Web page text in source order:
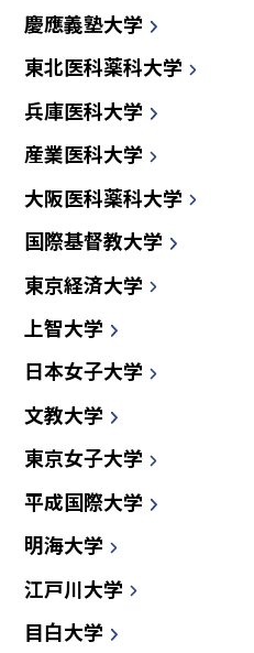
慶應義塾大学
東北医科薬科大学
兵庫医科大学
産業医科大学
大阪医科薬科大学
国際基督教大学
東京経済大学
上智大学
日本女子大学
文教大学
東京女子大学
平成国際大学
明海大学
江戸川大学
目白大学